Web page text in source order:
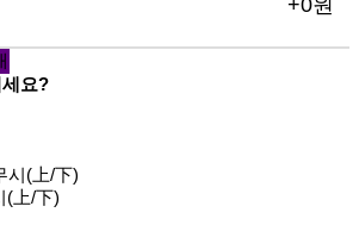
+0원
요?
(上/下)